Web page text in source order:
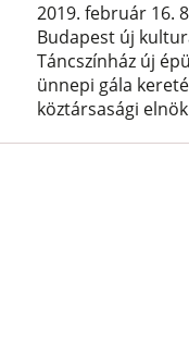
2019. február 16.
Budapest új
Táncszínház új
ünnepi gála
köztársasági